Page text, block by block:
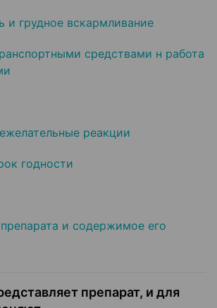
и грудное вскармливание
средствами н работа
реакции
годности
и содержимое его
препарат, и для